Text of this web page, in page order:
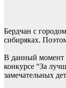
Бердчан с
сибиряках.
В данный момент
конкурсе “За
замечательных